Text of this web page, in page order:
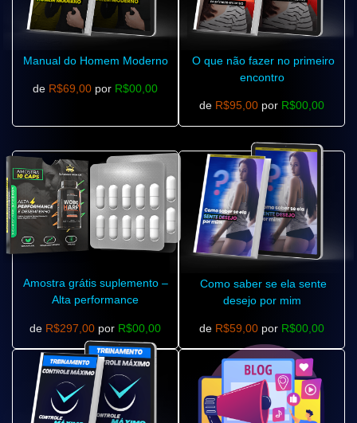
Manual do Homem Moderno
de R$69,00 por R$00,00
O que não fazer no primeiro
encontro
de R$95,00 por R$00,00
Amostra grátis suplemento –
Alta performance
de R$297,00 por R$00,00
Como saber se ela sente
desejo por mim
de R$59,00 por R$00,00